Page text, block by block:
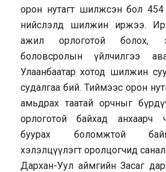
орон нутагт шилжсэн бол
нийслэлд шилжин иржээ.
ажил орлоготой болох,
боловсролын үйлчилгээ
Улаанбаатар хотод шилжин
судалгаа бий. Тиймээс орон
амьдрах таатай орчныг
орлоготой байхад анхаарч
буурах боломжтой
хэлэлцүүлэгт оролцогчид
Дархан-Уул аймгийн Засаг